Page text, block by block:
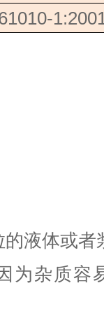
液体或者
为杂质容